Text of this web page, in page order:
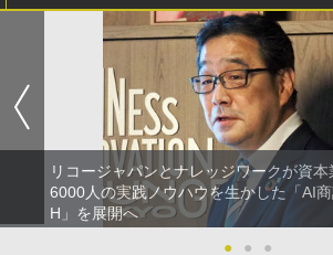
リコージャパンとナレッジワークが資
6000人の実践ノウハウを生かした「AI
H」を展開へ
●
● ●